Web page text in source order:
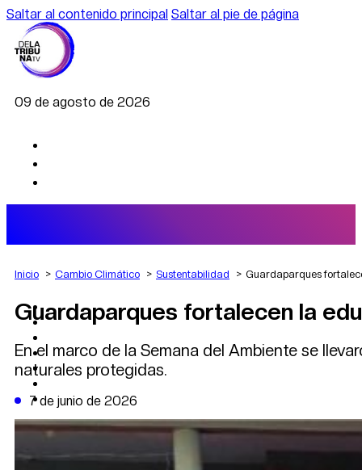
Saltar al contenido principal Saltar al pie de página
09 de agosto de 2026
AGRO
DEPORTES
POLÍTICA
CAMBIO CLIMÁTICO
DATA FIRME
DE LA TRIBUNA TV
Inicio Cambio Climático Sustentabilidad Guardaparques
Guardaparques fortalecen la
En el marco de la Semana del Ambiente se
naturales protegidas.
7 de junio de 2026